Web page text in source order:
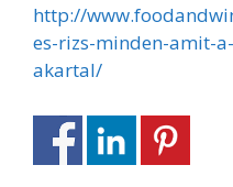
http://
es-rizs-minden-amit-
akartal/